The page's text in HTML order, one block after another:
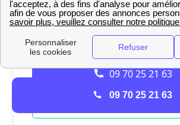
09 70 25 21 63